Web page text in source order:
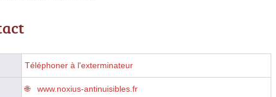
Téléphoner à l'exterminateur
www.noxius-antinuisibles.fr